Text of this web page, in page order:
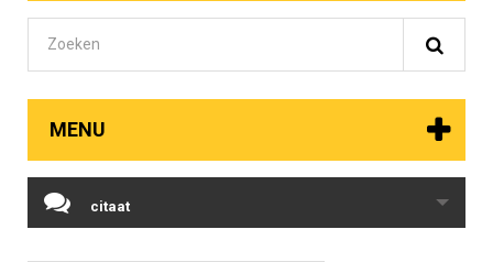
MENU
citaat